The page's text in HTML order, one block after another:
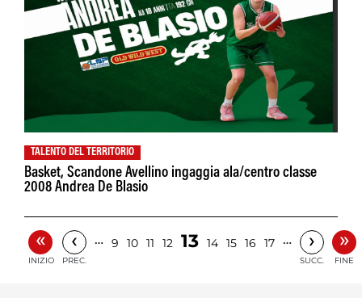
TALENTO DEL TERRITORIO
Basket, Scandone Avellino ingaggia ala/centro classe
2008 Andrea De Blasio
«
INIZIO
‹
PREC.
… 9 10 11 12 13 14 15 16 17 … ›
SUCC.
»
FINE